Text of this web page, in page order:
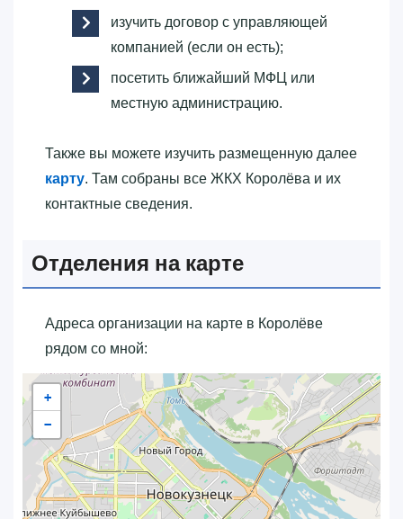
изучить договор с управляющей
компанией (если он есть);
посетить ближайший МФЦ или
местную администрацию.
Также вы можете изучить размещенную далее
карту. Там собраны все ЖКХ Королёва и их
контактные сведения.
Отделения на карте
Адреса организации на карте в Королёве
рядом со мной:
+
−